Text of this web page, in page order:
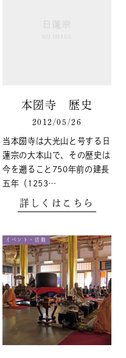
本圀寺 歴史
2012/05/26
当本圀寺は大光山と号する日
蓮宗の大本山で、その歴史は
今を遡ること750年前の建長
五年（1253…
詳しくはこちら
イベント・活動